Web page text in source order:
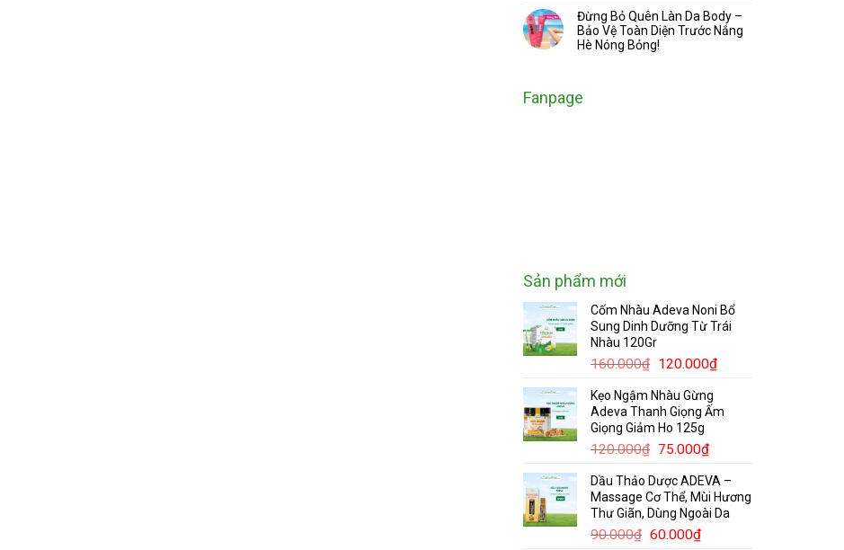
Đừng Bỏ Quên Làn Da Body –
Bảo Vệ Toàn Diện Trước Nắng
Hè Nóng Bỏng!
Fanpage
Sản phẩm mới
Cốm Nhàu Adeva Noni Bổ
Sung Dinh Dưỡng Từ Trái
Nhàu 120Gr
160.000₫ Giá
là:
160.000₫.
120.000₫Giá
là:
Kẹo Ngậm Nhàu Gừng
Adeva Thanh Giọng Ấm
Giọng Giảm Ho 125g
120.000₫ Giá
là:
120.000₫.
75.000₫Giá
tại
là:
75.000₫.
Dầu Thảo Dược ADEVA –
Massage Cơ Thể, Mùi Hương
Thư Giãn, Dùng Ngoài Da
90.000₫ Giá
60.000₫Giá